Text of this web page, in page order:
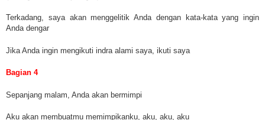
Terkadang, saya akan menggelitik Anda dengan kata-kata yang ingin
Anda dengar
Jika Anda ingin mengikuti indra alami saya, ikuti saya
Bagian 4
Sepanjang malam, Anda akan bermimpi
Aku akan membuatmu memimpikanku, aku, aku, aku